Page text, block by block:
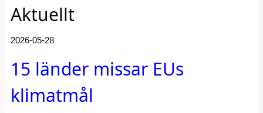
Aktuellt
2026-05-28
15 länder missar EUs
klimatmål